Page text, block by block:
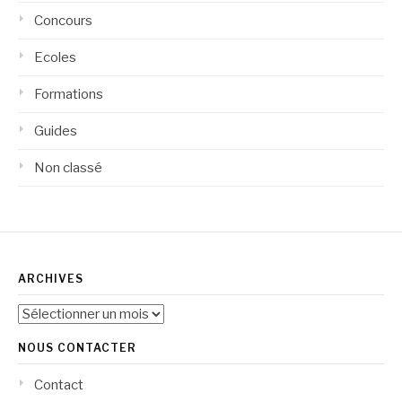
Concours
Ecoles
Formations
Guides
Non classé
ARCHIVES
Archives
NOUS CONTACTER
Contact